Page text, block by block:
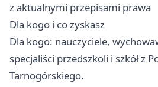
z aktualnymi przepisami prawa
Dla kogo i co zyskasz
Dla kogo: nauczyciele,
specjaliści przedszkoli i szkół z
Tarnogórskiego.